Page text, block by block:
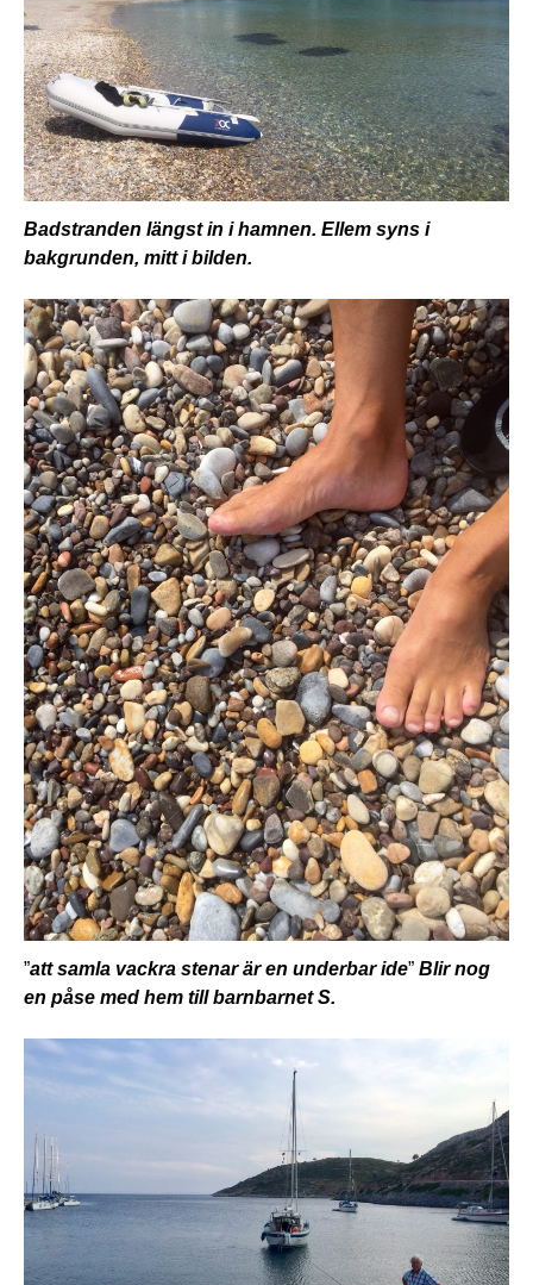
Badstranden längst in i hamnen. Ellem syns i
bakgrunden, mitt i bilden.
”att samla vackra stenar är en underbar ide” Blir nog
en påse med hem till barnbarnet S.